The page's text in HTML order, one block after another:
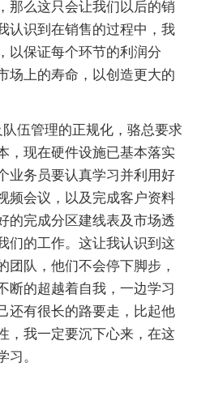
那么这只会让我们以后的销
认识到在销售的过程中，我
以保证每个环节的利润分
场上的寿命，以创造更大的
伍管理的正规化，骆总要求
，现在硬件设施已基本落实
业务员要认真学习并利用好
频会议，以及完成客户资料
的完成分区建线表及市场透
们的工作。这让我认识到这
团队，他们不会停下脚步，
断的超越着自我，一边学习
还有很长的路要走，比起他
，我一定要沉下心来，在这
习。